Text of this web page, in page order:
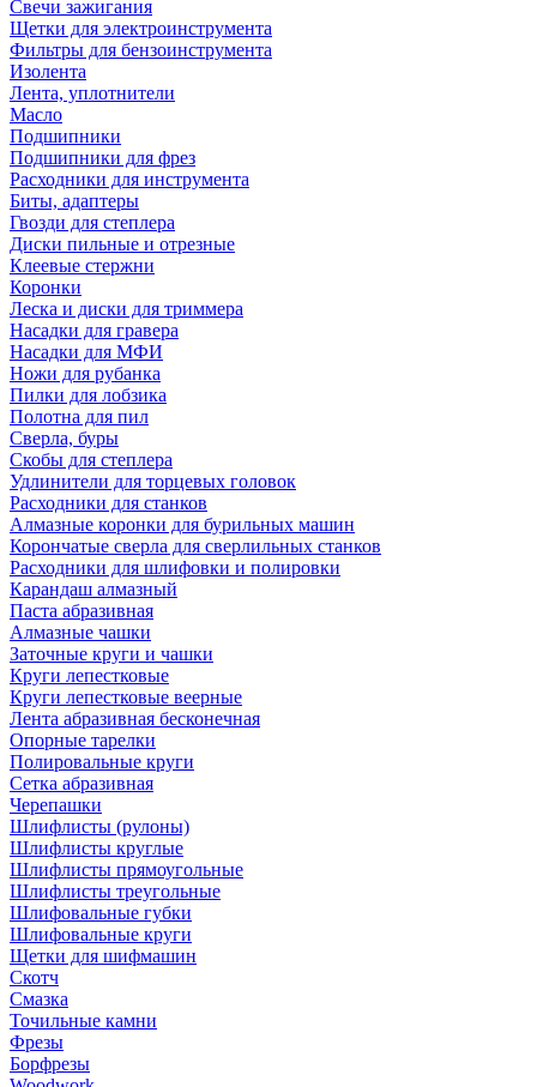
Свечи зажигания
Щетки для электроинструмента
Фильтры для бензоинструмента
Изолента
Лента, уплотнители
Масло
Подшипники
Подшипники для фрез
Расходники для инструмента
Биты, адаптеры
Гвозди для степлера
Диски пильные и отрезные
Клеевые стержни
Коронки
Леска и диски для триммера
Насадки для гравера
Насадки для МФИ
Ножи для рубанка
Пилки для лобзика
Полотна для пил
Сверла, буры
Скобы для степлера
Удлинители для торцевых головок
Расходники для станков
Алмазные коронки для бурильных машин
Корончатые сверла для сверлильных станков
Расходники для шлифовки и полировки
Карандаш алмазный
Паста абразивная
Алмазные чашки
Заточные круги и чашки
Круги лепестковые
Круги лепестковые веерные
Лента абразивная бесконечная
Опорные тарелки
Полировальные круги
Сетка абразивная
Черепашки
Шлифлисты (рулоны)
Шлифлисты круглые
Шлифлисты прямоугольные
Шлифлисты треугольные
Шлифовальные губки
Шлифовальные круги
Щетки для шифмашин
Скотч
Смазка
Точильные камни
Фрезы
Борфрезы